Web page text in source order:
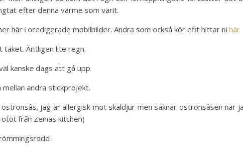
efter denna värme som varit.
här i oredigerade mobilbilder. Andra som också kör efit hittar ni här
taket. Äntligen lite regn.
kanske dags att gå upp.
andra stickprojekt.
jag är allergisk mot skaldjur men saknar ostronsåsen när
från Zeinas kitchen)